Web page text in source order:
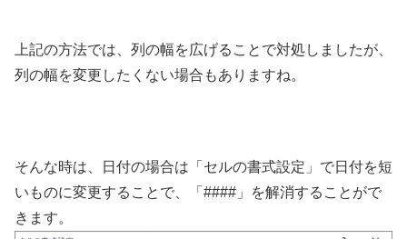
上記の方法では、列の幅を広げることで対処しましたが、
列の幅を変更したくない場合もありますね。
そんな時は、日付の場合は「セルの書式設定」で日付を短
いものに変更することで、「####」を解消することがで
きます。